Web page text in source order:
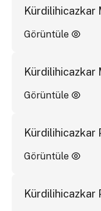
Kürdilihicazkar
Görüntüle
Kürdilihicazkar
Görüntüle
Kürdilihicazkar
Görüntüle
Kürdilihicazkar